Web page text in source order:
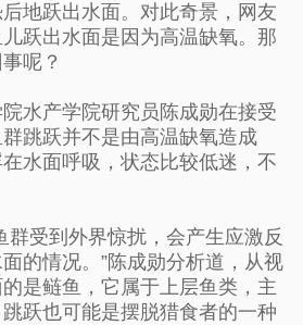
地跃出水面。对此奇景，网友
跃出水面是因为高温缺氧。那
呢？
产学院研究员陈成勋在接受
跳跃并不是由高温缺氧造成
水面呼吸，状态比较低迷，不
受到外界惊扰，会产生应激反
的情况。”陈成勋分析道，从视
是鲢鱼，它属于上层鱼类，主
跃也可能是摆脱猎食者的一种